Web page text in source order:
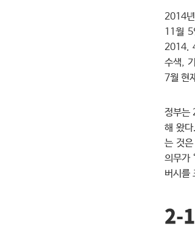
2014년
11월 5
2014.
수색,
7월 현
정부는
해 왔
는 것
의무가
버시를
2-